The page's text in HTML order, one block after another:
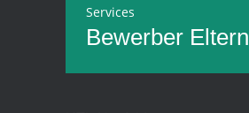
Services
Bewerber Eltern